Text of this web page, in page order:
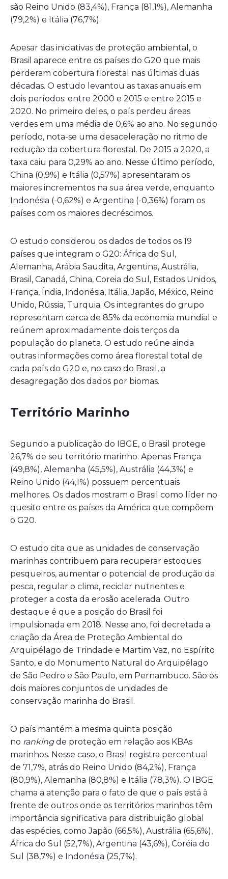
são Reino Unido (83,4%), França (81,1%), Alemanha
(79,2%) e Itália (76,7%).
Apesar das iniciativas de proteção ambiental, o
Brasil aparece entre os países do G20 que mais
perderam cobertura florestal nas últimas duas
décadas. O estudo levantou as taxas anuais em
dois períodos: entre 2000 e 2015 e entre 2015 e
2020. No primeiro deles, o país perdeu áreas
verdes em uma média de 0,6% ao ano. No segundo
período, nota-se uma desaceleração no ritmo de
redução da cobertura florestal. De 2015 a 2020, a
taxa caiu para 0,29% ao ano. Nesse último período,
China (0,9%) e Itália (0,57%) apresentaram os
maiores incrementos na sua área verde, enquanto
Indonésia (-0,62%) e Argentina (-0,36%) foram os
países com os maiores decréscimos.
O estudo considerou os dados de todos os 19
países que integram o G20: África do Sul,
Alemanha, Arábia Saudita, Argentina, Austrália,
Brasil, Canadá, China, Coreia do Sul, Estados Unidos,
França, Índia, Indonésia, Itália, Japão, México, Reino
Unido, Rússia, Turquia. Os integrantes do grupo
representam cerca de 85% da economia mundial e
reúnem aproximadamente dois terços da
população do planeta. O estudo reúne ainda
outras informações como área florestal total de
cada país do G20 e, no caso do Brasil, a
desagregação dos dados por biomas.
Território Marinho
Segundo a publicação do IBGE, o Brasil protege
26,7% de seu território marinho. Apenas França
(49,8%), Alemanha (45,5%), Austrália (44,3%) e
Reino Unido (44,1%) possuem percentuais
melhores. Os dados mostram o Brasil como líder no
quesito entre os países da América que compõem
o G20.
O estudo cita que as unidades de conservação
marinhas contribuem para recuperar estoques
pesqueiros, aumentar o potencial de produção da
pesca, regular o clima, reciclar nutrientes e
proteger a costa da erosão acelerada. Outro
destaque é que a posição do Brasil foi
impulsionada em 2018. Nesse ano, foi decretada a
criação da Área de Proteção Ambiental do
Arquipélago de Trindade e Martim Vaz, no Espírito
Santo, e do Monumento Natural do Arquipélago
de São Pedro e São Paulo, em Pernambuco. São os
dois maiores conjuntos de unidades de
conservação marinha do Brasil.
O país mantém a mesma quinta posição
no rankingde proteção em relação aos KBAs
marinhos. Nesse caso, o Brasil registra percentual
de 71,7%, atrás do Reino Unido (84,2%), França
(80,9%), Alemanha (80,8%) e Itália (78,3%). O IBGE
chama a atenção para o fato de que o país está à
frente de outros onde os territórios marinhos têm
importância significativa para distribuição global
das espécies, como Japão (66,5%), Austrália (65,6%),
África do Sul (52,7%), Argentina (43,6%), Coréia do
Sul (38,7%) e Indonésia (25,7%).